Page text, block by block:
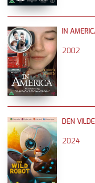
IN
2002
DEN
2024